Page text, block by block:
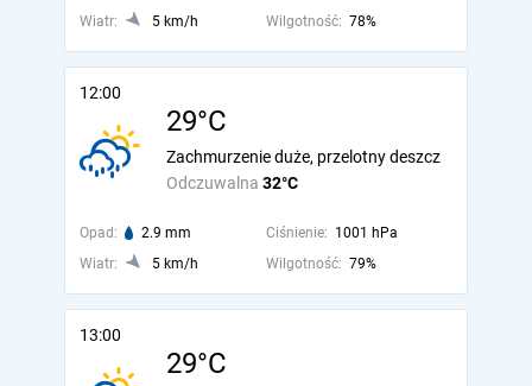
Wiatr:
5 km/h Wilgotność: 78%
12:00
29°C
Odczuwalna 32°C
Zachmurzenie duże, przelotny deszcz
Opad: 2.9 mm Ciśnienie: 1001 hPa
Wiatr:
5 km/h Wilgotność: 79%
13:00
29°C